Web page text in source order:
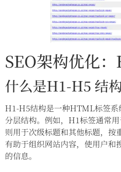
SEO架构优化
什么是H1-H5 结
H1-H5结构是一种HTML标签系
分层结构。例如，H1标签通常
则用于次级标题和其他标题，按
有助于组织网站内容，使用户和
的信息。